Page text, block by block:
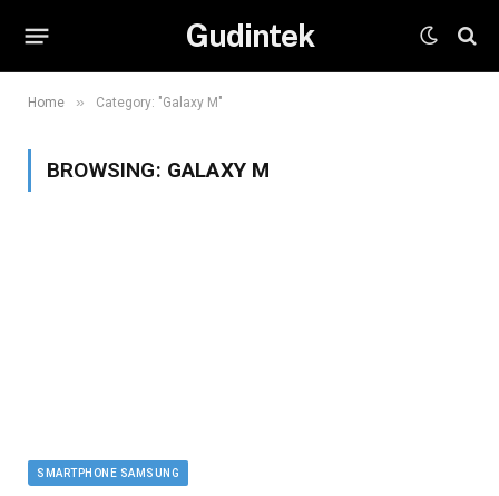
Gudintek
Home » Category: "Galaxy M"
BROWSING: GALAXY M
SMARTPHONE SAMSUNG